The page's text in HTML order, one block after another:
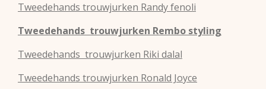
Tweedehands trouwjurken Randy fenoli
Tweedehands trouwjurken Rembo styling
Tweedehands trouwjurken Riki dalal
Tweedehands trouwjurken Ronald Joyce